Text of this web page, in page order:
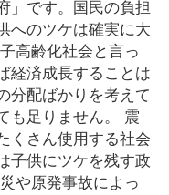
」です。国民の負担
へのツケは確実に大
高齢化社会と言っ
経済成長することは
分配ばかりを考えて
も足りません。 震
くさん使用する社会
子供にツケを残す政
や原発事故によっ